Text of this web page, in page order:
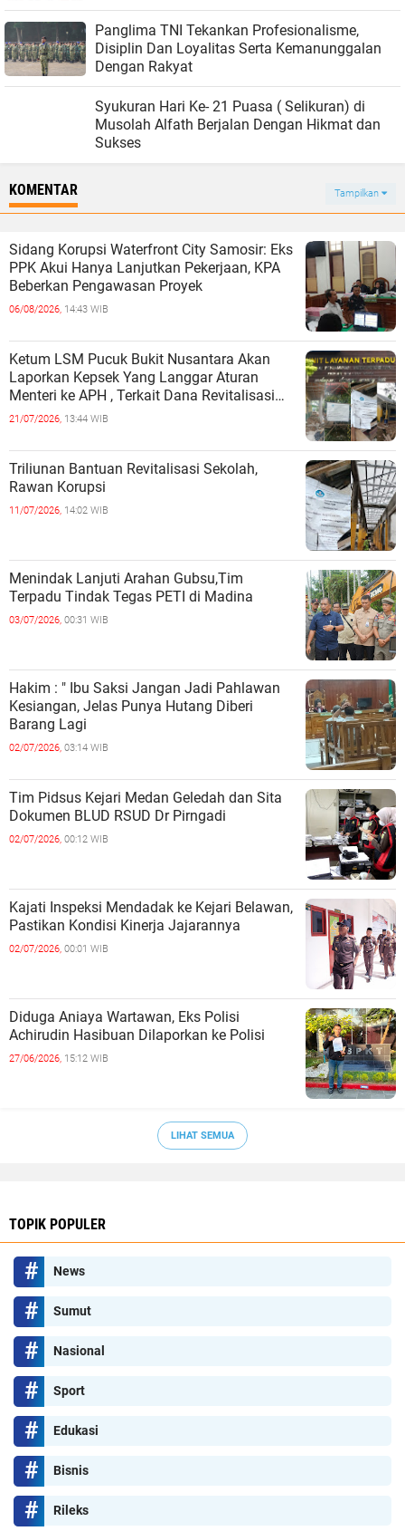
Panglima TNI Tekankan Profesionalisme,
Disiplin Dan Loyalitas Serta Kemanunggalan
Dengan Rakyat
Syukuran Hari Ke- 21 Puasa ( Selikuran) di
Musolah Alfath Berjalan Dengan Hikmat dan
Sukses
KOMENTAR Tampilkan
Sidang Korupsi Waterfront City Samosir: Eks
PPK Akui Hanya Lanjutkan Pekerjaan, KPA
Beberkan Pengawasan Proyek
06/08/2026, 14:43 WIB
Ketum LSM Pucuk Bukit Nusantara Akan
Laporkan Kepsek Yang Langgar Aturan
Menteri ke APH , Terkait Dana Revitalisasi
Sekolah
21/07/2026, 13:44 WIB
Triliunan Bantuan Revitalisasi Sekolah,
Rawan Korupsi
11/07/2026, 14:02 WIB
Menindak Lanjuti Arahan Gubsu,Tim
Terpadu Tindak Tegas PETI di Madina
03/07/2026, 00:31 WIB
Hakim : " Ibu Saksi Jangan Jadi Pahlawan
Kesiangan, Jelas Punya Hutang Diberi
Barang Lagi
02/07/2026, 03:14 WIB
Tim Pidsus Kejari Medan Geledah dan Sita
Dokumen BLUD RSUD Dr Pirngadi
02/07/2026, 00:12 WIB
Kajati Inspeksi Mendadak ke Kejari Belawan,
Pastikan Kondisi Kinerja Jajarannya
02/07/2026, 00:01 WIB
Diduga Aniaya Wartawan, Eks Polisi
Achirudin Hasibuan Dilaporkan ke Polisi
27/06/2026, 15:12 WIB
LIHAT SEMUA
TOPIK POPULER
News
Sumut
Nasional
Sport
Edukasi
Bisnis
Rileks